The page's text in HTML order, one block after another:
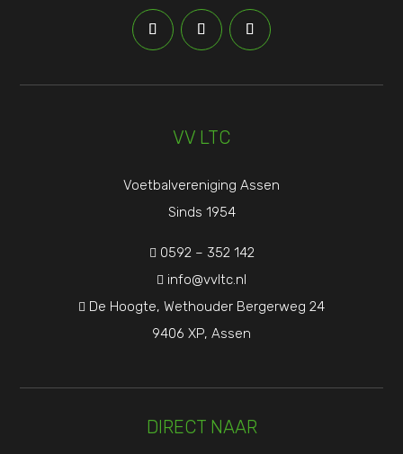
VV LTC
Voetbalvereniging Assen
Sinds 1954
 0592 – 352 142
 info@vvltc.nl
 De Hoogte, Wethouder Bergerweg 24
9406 XP, Assen
DIRECT NAAR